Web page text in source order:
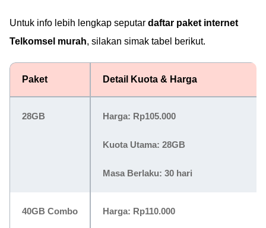
Untuk info lebih lengkap seputar daftar paket internet
Telkomsel murah, silakan simak tabel berikut.
Paket Detail Kuota & Harga
28GB Harga: Rp105.000
Kuota Utama: 28GB
Masa Berlaku: 30 hari
40GB Combo Harga: Rp110.000